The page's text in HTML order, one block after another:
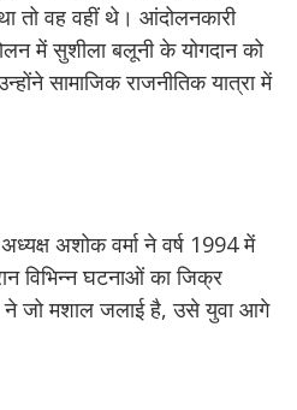
तो वह वहीं थे। आंदोलनकारी
में सुशीला बलूनी के योगदान को
सामाजिक राजनीतिक यात्रा में
अशोक वर्मा ने वर्ष 1994 में
विभिन्न घटनाओं का जिक्र
ने जो मशाल जलाई है, उसे युवा आगे